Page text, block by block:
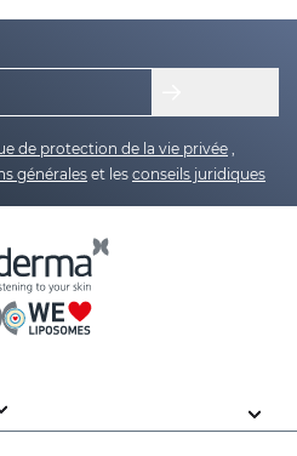
de protection de la vie privée
générales et les conseils juridiques